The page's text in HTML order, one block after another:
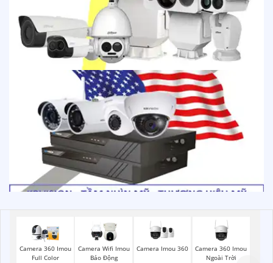
Camera 360 Imou
Full Color
Camera Wifi Imou
Báo Động
Camera Imou 360
Camera 360 Imou
Ngoài Trời